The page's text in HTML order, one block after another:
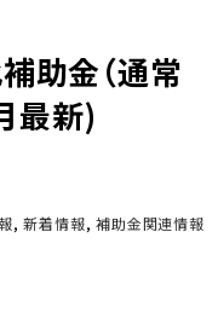
助金（通常
最新)
,新着情報,補助金関連情報